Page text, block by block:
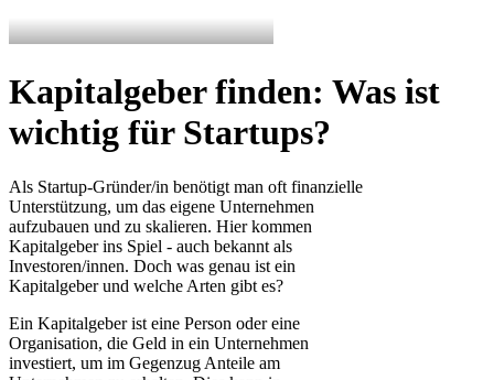
Kapitalgeber finden: Was ist
wichtig für Startups?
Als Startup-Gründer/in benötigt man oft finanzielle
Unterstützung, um das eigene Unternehmen
aufzubauen und zu skalieren. Hier kommen
Kapitalgeber ins Spiel - auch bekannt als
Investoren/innen. Doch was genau ist ein
Kapitalgeber und welche Arten gibt es?
Ein Kapitalgeber ist eine Person oder eine
Organisation, die Geld in ein Unternehmen
investiert, um im Gegenzug Anteile am